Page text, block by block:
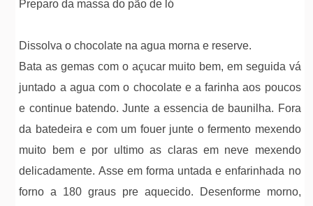
Preparo da massa do pão de ló
Dissolva o chocolate na agua morna e reserve.
Bata as gemas com o açucar muito bem, em seguida vá
juntado a agua com o chocolate e a farinha aos poucos
e continue batendo. Junte a essencia de baunilha. Fora
da batedeira e com um fouer junte o fermento mexendo
muito bem e por ultimo as claras em neve mexendo
delicadamente. Asse em forma untada e enfarinhada no
forno a 180 graus pre aquecido. Desenforme morno,